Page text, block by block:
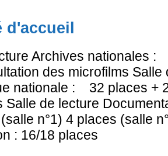
d'accueil
Archives nationales
des microfilms Salle
nationale : 32 places +
Salle de lecture
n°1) 4 places (salle
: 16/18 places